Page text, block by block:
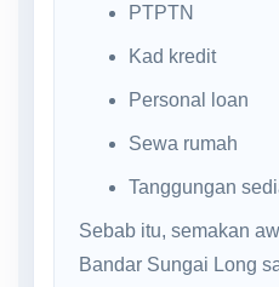
PTPTN
Kad kredit
Personal loan
Sewa rumah
Tanggungan
Sebab itu, semakan
Bandar Sungai Long